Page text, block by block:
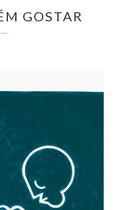
GOSTAR